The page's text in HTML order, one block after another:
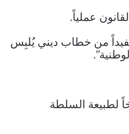
عملياً.
من خطاب ديني يُلبِس
لطبيعة السلطة